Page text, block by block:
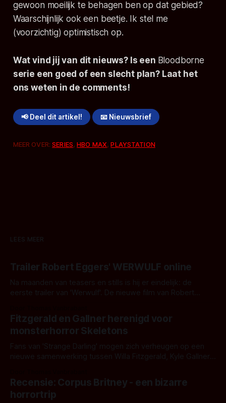
gewoon moeilijk te behagen ben op dat gebied?
Waarschijnlijk ook een beetje. Ik stel me
(voorzichtig) optimistisch op.
Wat vind jij van dit nieuws? Is een Bloodborne
serie een goed of een slecht plan? Laat het
ons weten in de comments!
📢 Deel dit artikel! 📧 Nieuwsbrief
MEER OVER:SERIES,HBO MAX,PLAYSTATION
LEES MEER
Trailer Robert Eggers' WERWULF online
Na maanden van teasers en stills is hij er eindelijk: de
eerste trailer van 'Werwulf'. De nieuwe film van Robert
kille stijl vol folklore en mythe. Het topic deze keer is (kon
het het al raden?)... de weerwolf. Kijk je mee?
Fitzgerald en Gallner herenigd voor
monsterhorror Skeletons
Fans van 'Strange Darling' mogen zich verheugen op een
nieuwe samenwerking tussen Willa Fitzgerald, Kyle Gallner
'Skeletons', een nieuwe creature feature waarvoor de
opnames zijn gestart in Australië.
Recensie: Corpus Britney - een bizarre
horrortrip